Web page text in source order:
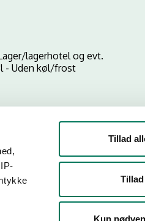
Tillad
Kun
lagerhotel og evt.
- Uden køl/frost